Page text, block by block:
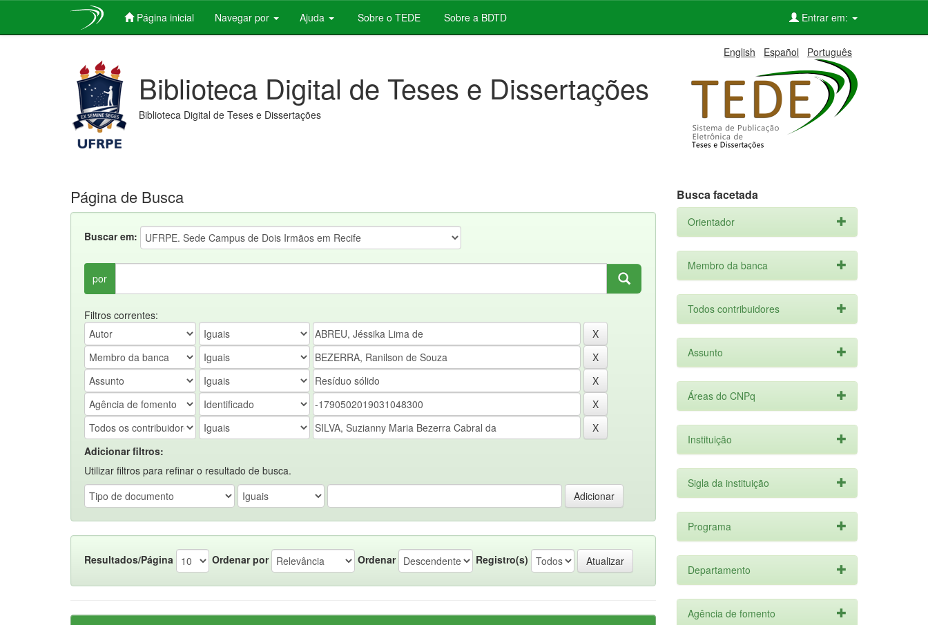
Página inicial Navegar por Ajuda Sobre o TEDE Sobre a BDTD Entrar em:
English Español Português
Biblioteca Digital de Teses e Dissertações
Biblioteca Digital de Teses e Dissertações
Página de Busca
Buscar em:
por
Filtros correntes:
Adicionar filtros:
Utilizar filtros para refinar o resultado de busca.
Resultados/Página Ordenar por Ordenar Registro(s)
Busca facetada
Orientador
Membro da banca
Todos contribuidores
Assunto
Áreas do CNPq
Instituição
Sigla da instituição
Programa
Departamento
Agência de fomento